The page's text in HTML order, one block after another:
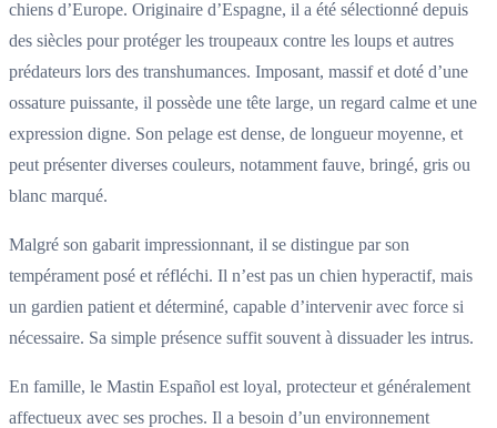
chiens d’Europe. Originaire d’Espagne, il a été sélectionné depuis
des siècles pour protéger les troupeaux contre les loups et autres
prédateurs lors des transhumances. Imposant, massif et doté d’une
ossature puissante, il possède une tête large, un regard calme et une
expression digne. Son pelage est dense, de longueur moyenne, et
peut présenter diverses couleurs, notamment fauve, bringé, gris ou
blanc marqué.
Malgré son gabarit impressionnant, il se distingue par son
tempérament posé et réfléchi. Il n’est pas un chien hyperactif, mais
un gardien patient et déterminé, capable d’intervenir avec force si
nécessaire. Sa simple présence suffit souvent à dissuader les intrus.
En famille, le Mastin Español est loyal, protecteur et généralement
affectueux avec ses proches. Il a besoin d’un environnement